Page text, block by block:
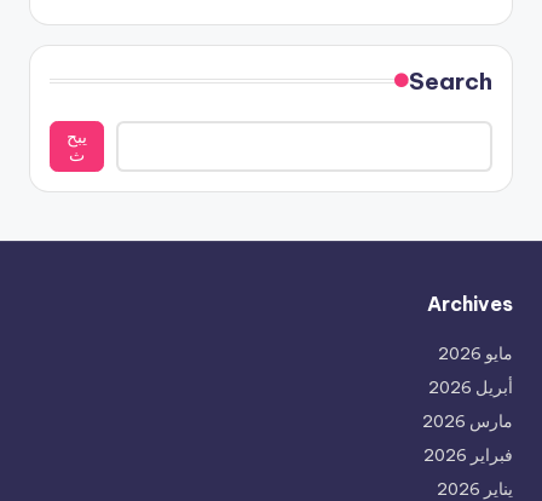
Search
يبح
ث
Archives
مايو 2026
أبريل 2026
مارس 2026
فبراير 2026
يناير 2026